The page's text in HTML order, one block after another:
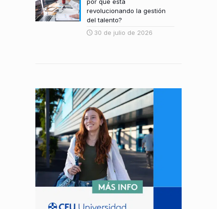
revolucionando la gestión
del talento?
30 de julio de 2026